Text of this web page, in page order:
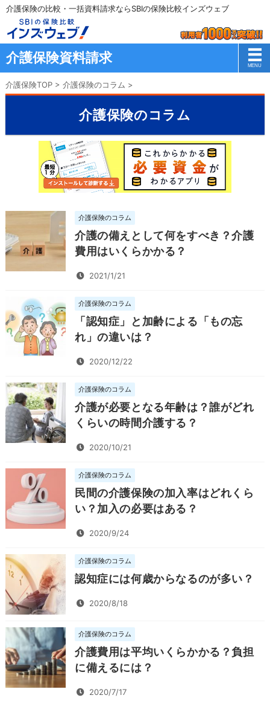
介護保険の比較・一括資料請求ならSBIの保険比較インズウェブ
介護保険資料請求
介護保険TOP> 介護保険のコラム >
介護保険のコラム
介護保険のコラム
介護の備えとして何をすべき？介護
費用はいくらかかる？
2021/1/21
介護保険のコラム
「認知症」と加齢による「もの忘
れ」の違いは？
2020/12/22
介護保険のコラム
介護が必要となる年齢は？誰がどれ
くらいの時間介護する？
2020/10/21
介護保険のコラム
民間の介護保険の加入率はどれくら
い？加入の必要はある？
2020/9/24
介護保険のコラム
認知症には何歳からなるのが多い？
2020/8/18
介護保険のコラム
介護費用は平均いくらかかる？負担
に備えるには？
2020/7/17